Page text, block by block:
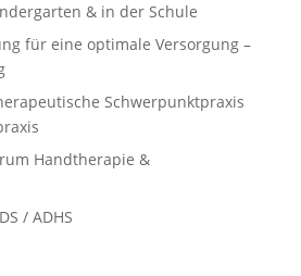
& in der Schule
für eine optimale Versorgung –
Schwerpunktpraxis
Handtherapie &
/ ADHS